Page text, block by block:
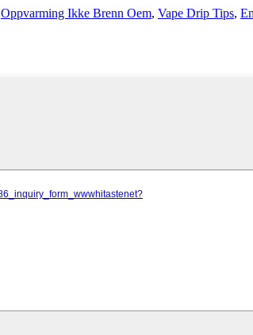
Oppvarming Ikke Brenn Oem, Vape Drip Tips,